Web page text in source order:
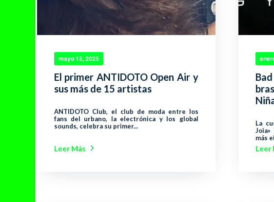
mayo 15, 2025
El primer ANTIDOTO Open Air y
sus más de 15 artistas
ANTIDOTO Club, el club de moda entre los
fans del urbano, la electrónica y los global
sounds, celebra su primer...
Leer Más
La
más
Leer